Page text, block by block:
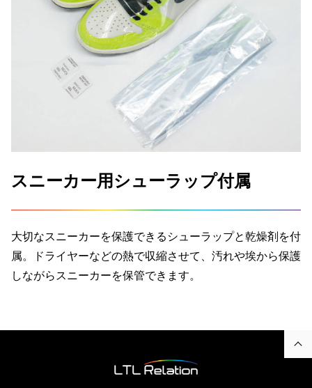
スニーカー用シューラップ付属
大切なスニーカーを保護できるシューラップと乾燥剤を付
属。ドライヤーなどの熱で収縮させて、汚れや埃から保護
しながらスニーカーを保管できます。